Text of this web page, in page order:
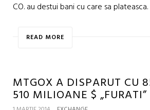
CO. au destui bani cu care sa
READ MORE
MTGOX A DISPARUT CU
510 MILIOANE $ „FURATI”